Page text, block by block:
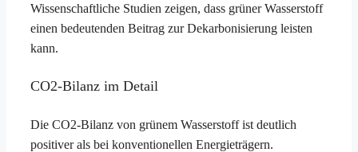
Wissenschaftliche Studien zeigen, dass grüner Wasserstoff
einen bedeutenden Beitrag zur Dekarbonisierung leisten
kann.
CO2-Bilanz im Detail
Die CO2-Bilanz von grünem Wasserstoff ist deutlich
positiver als bei konventionellen Energieträgern.